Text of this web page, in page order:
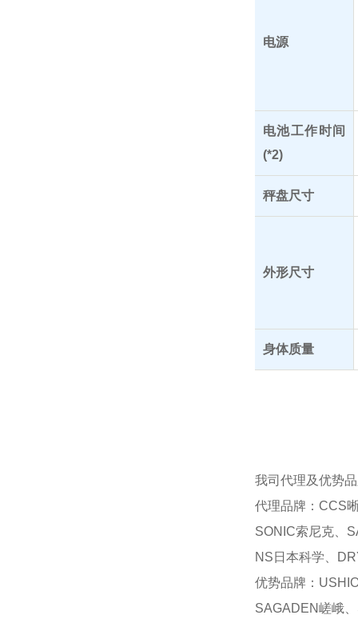
电源
电池工作时间
(*2)
秤盘尺寸
外形尺寸
身体质量
我司代理及优势
代理品牌：CCS
SONIC索尼克、
NS日本科学、
优势品牌：
SAGADEN嵯峨